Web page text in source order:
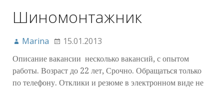
Шиномонтажник
Marina 15.01.2013
Описание вакансии несколько вакансий, с опытом
работы. Возраст до 22 лет, Срочно. Обращаться только
по телефону. Отклики и резюме в электронном виде не